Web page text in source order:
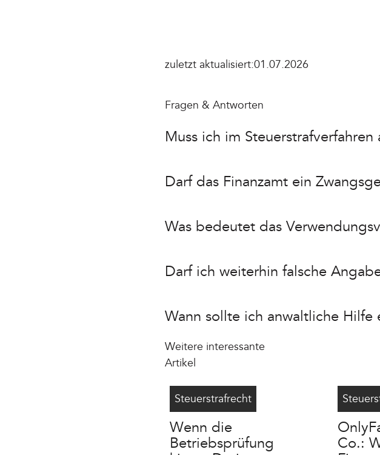
zuletzt aktualisiert:01.07.2026
Fragen & Antworten
Muss ich im
Darf das Finanzamt ein
Was bedeutet das
Darf ich weiterhin falsche
Wann sollte ich anwaltliche Hilfe
Weitere interessante
Artikel
Steuerstrafrecht
Wenn die
Betriebsprüfung
Betriebsprüfung Steuerstrafverfahren
7/23/2026
Co.:
7/13/